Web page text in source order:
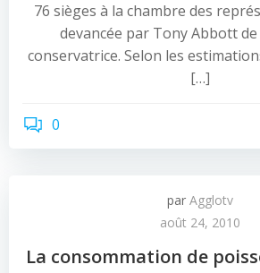
76 sièges à la chambre des
devancée par Tony Abbott
conservatrice. Selon les
[…]
0
par Agglotv
août 24, 2010
La consommation de